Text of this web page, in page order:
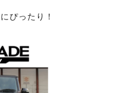
ぴったり！